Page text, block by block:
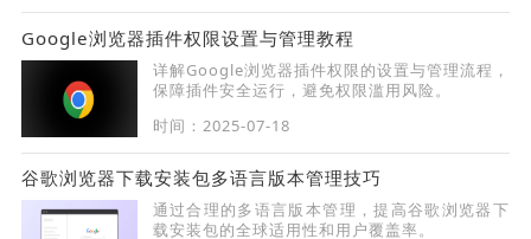
Google浏览器插件权限设置与管理教程
详解Google浏览器插件权限的设置与管理流程，
保障插件安全运行，避免权限滥用风险。
时间：2025-07-18
谷歌浏览器下载安装包多语言版本管理技巧
通过合理的多语言版本管理，提高谷歌浏览器下
载安装包的全球适用性和用户覆盖率。